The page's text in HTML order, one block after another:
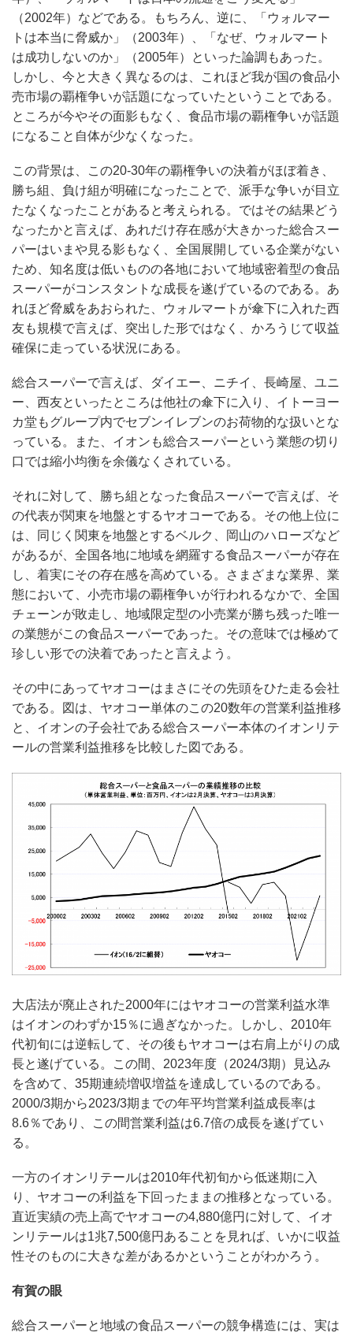
（2002年）などである。もちろん、逆に、「ウォルマー
トは本当に脅威か」（2003年）、「なぜ、ウォルマート
は成功しないのか」（2005年）といった論調もあった。
しかし、今と大きく異なるのは、これほど我が国の食品小
売市場の覇権争いが話題になっていたということである。
ところが今やその面影もなく、食品市場の覇権争いが話題
になること自体が少なくなった。
この背景は、この20-30年の覇権争いの決着がほぼ着き、
勝ち組、負け組が明確になったことで、派手な争いが目立
たなくなったことがあると考えられる。ではその結果どう
なったかと言えば、あれだけ存在感が大きかった総合スー
パーはいまや見る影もなく、全国展開している企業がない
ため、知名度は低いものの各地において地域密着型の食品
スーパーがコンスタントな成長を遂げているのである。あ
れほど脅威をあおられた、ウォルマートが傘下に入れた西
友も規模で言えば、突出した形ではなく、かろうじて収益
確保に走っている状況にある。
総合スーパーで言えば、ダイエー、ニチイ、長崎屋、ユニ
ー、西友といったところは他社の傘下に入り、イトーヨー
カ堂もグループ内でセブンイレブンのお荷物的な扱いとな
っている。また、イオンも総合スーパーという業態の切り
口では縮小均衡を余儀なくされている。
それに対して、勝ち組となった食品スーパーで言えば、そ
の代表が関東を地盤とするヤオコーである。その他上位に
は、同じく関東を地盤とするベルク、岡山のハローズなど
があるが、全国各地に地域を網羅する食品スーパーが存在
し、着実にその存在感を高めている。さまざまな業界、業
態において、小売市場の覇権争いが行われるなかで、全国
チェーンが敗走し、地域限定型の小売業が勝ち残った唯一
の業態がこの食品スーパーであった。その意味では極めて
珍しい形での決着であったと言えよう。
その中にあってヤオコーはまさにその先頭をひた走る会社
である。図は、ヤオコー単体のこの20数年の営業利益推移
と、イオンの子会社である総合スーパー本体のイオンリテ
ールの営業利益推移を比較した図である。
大店法が廃止された2000年にはヤオコーの営業利益水準
はイオンのわずか15％に過ぎなかった。しかし、2010年
代初旬には逆転して、その後もヤオコーは右肩上がりの成
長と遂げている。この間、2023年度（2024/3期）見込み
を含めて、35期連続増収増益を達成しているのである。
2000/3期から2023/3期までの年平均営業利益成長率は
8.6％であり、この間営業利益は6.7倍の成長を遂げてい
る。
一方のイオンリテールは2010年代初旬から低迷期に入
り、ヤオコーの利益を下回ったままの推移となっている。
直近実績の売上高でヤオコーの4,880億円に対して、イオ
ンリテールは1兆7,500億円あることを見れば、いかに収益
性そのものに大きな差があるかということがわかろう。
有賀の眼
総合スーパーと地域の食品スーパーの競争構造には、実は